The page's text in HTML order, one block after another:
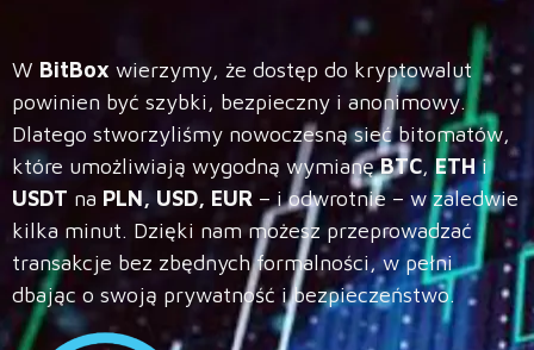
W BitBox wierzymy, że dostęp do kryptowalut
powinien być szybki, bezpieczny i anonimowy.
Dlatego stworzyliśmy nowoczesną sieć bitomatów,
które umożliwiają wygodną wymianęBTC,ETHi
USDT na PLN, USD, EUR – i odwrotnie – w zaledwie
kilka minut. Dzięki nam możesz przeprowadzać
transakcje bez zbędnych formalności, w pełni
dbając o swoją prywatność i bezpieczeństwo.